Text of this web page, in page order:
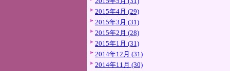
2015年4月 (29)
2015年3月 (31)
2015年2月 (28)
2015年1月 (31)
2014年12月 (31)
2014年11月 (30)